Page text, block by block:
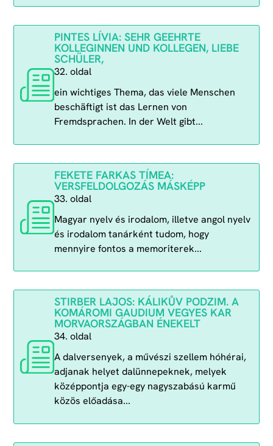
PINTES LÍVIA: SEHR GEEHRTE
KOLLEGINNEN UND KOLLEGEN, LIEBE
SCHÜLER,
32. oldal
ein wichtiges Thema, das viele Menschen
beschäftigt ist das Lernen von
Fremdsprachen. In der Welt gibt...
FEKETE FARKAS TÍMEA:
VERSFELDOLGOZÁS MÁSKÉPP
33. oldal
Magyar nyelv és irodalom, illetve angol nyelv
és irodalom tanárként tudom, hogy
mennyire fontos a memoriterek...
STIRBER LAJOS: KÁLIKŮV PODZIM. A
KOMÁROMI GAUDIUM VEGYES KAR
MORVAORSZÁGBAN ÉNEKELT
34. oldal
A dalversenyek, a művészi szellem hóhérai,
adjanak helyet dalünnepeknek, melyek
középpontja egy-egy nagyszabású karmű
közös előadása...